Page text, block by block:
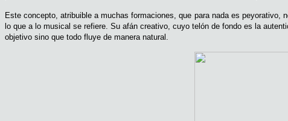
Este concepto, atribuible a muchas formaciones, que para nada es
lo que a lo musical se refiere. Su afán creativo, cuyo telón de fondo es la
objetivo sino que todo fluye de manera natural.